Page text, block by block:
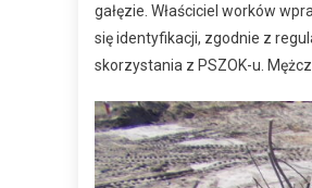
gałęzie. Właściciel worków
się identyfikacji, zgodnie z
skorzystania z PSZOK-u.